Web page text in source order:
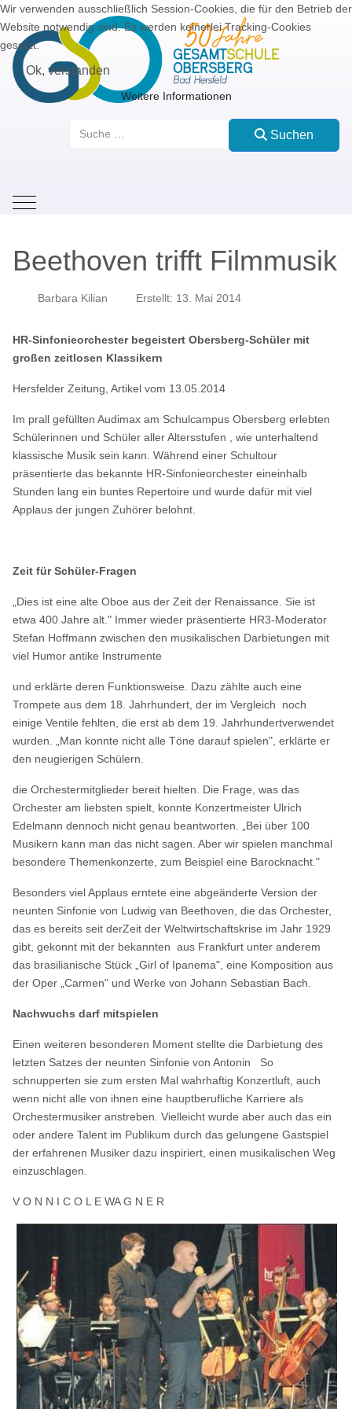
Suchen
Mobile Menu Toggle
Beethoven trifft Filmmusik
Barbara Kilian Erstellt: 13. Mai 2014
HR-Sinfonieorchester begeistert Obersberg-Schüler mit
großen zeitlosen Klassikern
Hersfelder Zeitung, Artikel vom 13.05.2014
Im prall gefüllten Audimax am Schulcampus Obersberg erlebten
Schülerinnen und Schüler aller Altersstufen , wie unterhaltend
klassische Musik sein kann. Während einer Schultour
präsentierte das bekannte HR-Sinfonieorchester eineinhalb
Stunden lang ein buntes Repertoire und wurde dafür mit viel
Applaus der jungen Zuhörer belohnt.
Zeit für Schüler-Fragen
„Dies ist eine alte Oboe aus der Zeit der Renaissance. Sie ist
etwa 400 Jahre alt." Immer wieder präsentierte HR3-Moderator
Stefan Hoffmann zwischen den musikalischen Darbietungen mit
viel Humor antike Instrumente
und erklärte deren Funktionsweise. Dazu zählte auch eine
Trompete aus dem 18. Jahrhundert, der im Vergleich noch
einige Ventile fehlten, die erst ab dem 19. Jahrhundertverwendet
wurden. „Man konnte nicht alle Töne darauf spielen", erklärte er
den neugierigen Schülern.
die Orchestermitglieder bereit hielten. Die Frage, was das
Orchester am liebsten spielt, konnte Konzertmeister Ulrich
Edelmann dennoch nicht genau beantworten. „Bei über 100
Musikern kann man das nicht sagen. Aber wir spielen manchmal
besondere Themenkonzerte, zum Beispiel eine Barocknacht."
Besonders viel Applaus erntete eine abgeänderte Version der
neunten Sinfonie von Ludwig van Beethoven, die das Orchester,
das es bereits seit derZeit der Weltwirtschaftskrise im Jahr 1929
gibt, gekonnt mit der bekannten aus Frankfurt unter anderem
das brasilianische Stück „Girl of Ipanema", eine Komposition aus
der Oper „Carmen" und Werke von Johann Sebastian Bach.
Nachwuchs darf mitspielen
Einen weiteren besonderen Moment stellte die Darbietung des
letzten Satzes der neunten Sinfonie von Antonin So
schnupperten sie zum ersten Mal wahrhaftig Konzertluft, auch
wenn nicht alle von ihnen eine hauptberufliche Karriere als
Orchestermusiker anstreben. Vielleicht wurde aber auch das ein
oder andere Talent im Publikum durch das gelungene Gastspiel
der erfahrenen Musiker dazu inspiriert, einen musikalischen Weg
einzuschlagen.
V O N N I C O L E WA G N E R
Wir verwenden ausschließlich Session-Cookies, die für den Betrieb der
Website notwendig sind. Es werden keinerlei Tracking-Cookies
gesetzt.
Ok, verstanden
Weitere Informationen